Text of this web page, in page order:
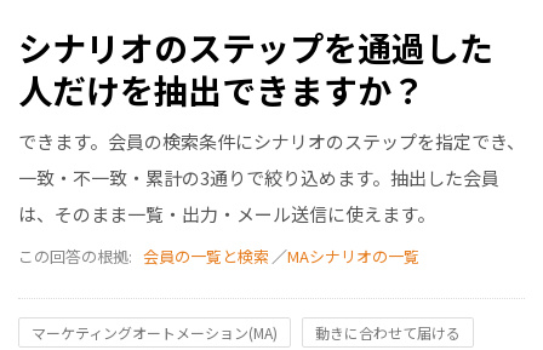
シナリオのステップを通過した
人だけを抽出できますか？
できます。会員の検索条件にシナリオのステップを指定でき、
一致・不一致・累計の3通りで絞り込めます。抽出した会員
は、そのまま一覧・出力・メール送信に使えます。
この回答の根拠: 会員の一覧と検索 ／MAシナリオの一覧
マーケティングオートメーション(MA)
動きに合わせて届ける